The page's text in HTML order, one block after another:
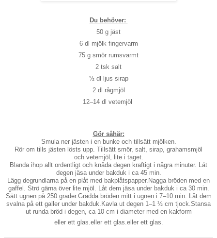
Du behöver:
50 g jäst
6 dl mjölk fingervarm
75 g smör rumsvarmt
2 tsk salt
½ dl ljus sirap
2 dl rågmjöl
12–14 dl vetemjöl
Gör såhär:
Smula ner jästen i en bunke och tillsätt mjölken.
Rör om tills jästen lösts upp. Tillsätt smör, salt, sirap, grahamsmjöl
och vetemjöl, lite i taget.
Blanda ihop allt ordentligt och knåda degen kraftigt i några minuter. Låt
degen jäsa under bakduk i ca 45 min.
Lägg degrundlarna på en plåt med bakplåtspapper.Nagga bröden med en
gaffel. Strö gärna över lite mjöl. Låt dem jäsa under bakduk i ca 30 min.
Sätt ugnen på 250 grader.Grädda bröden mitt i ugnen i 7–10 min. Låt dem
svalna på ett galler under bakduk.Kavla ut degen 1–1 ½ cm tjock.Stansa
ut runda bröd i degen, ca 10 cm i diameter med en kakform
eller ett glas.eller ett glas.eller ett glas.